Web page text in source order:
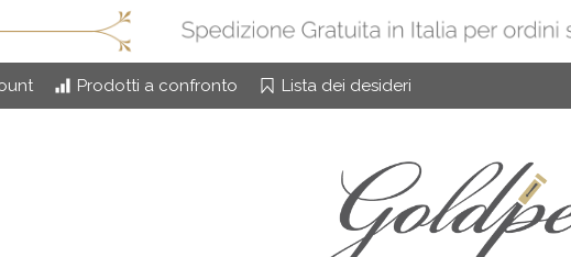
Prodotti a confronto Lista dei desideri